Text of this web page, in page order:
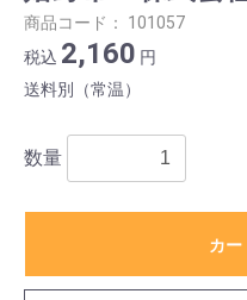
商品コード： 101057
税込 2,160 円
送料別（常温）
数量
カー